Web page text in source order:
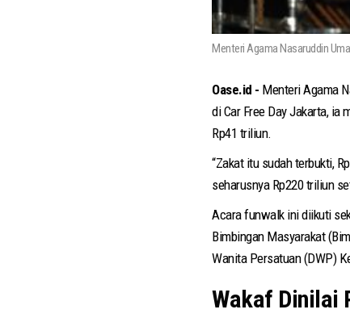
Menteri Agama Nasaruddin
Oase.id - Menteri Agama
di Car Free Day Jakarta, ia
Rp41 triliun.
“Zakat itu sudah terbukti,
seharusnya Rp220 triliun
Acara funwalk ini diikuti
Bimbingan Masyarakat
Wanita Persatuan (DWP)
Wakaf Dinilai